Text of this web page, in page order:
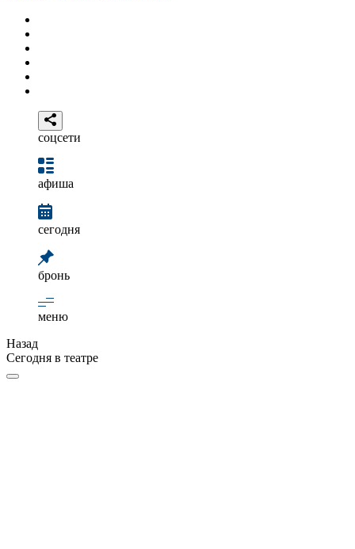
соцсети
афиша
сегодня
бронь
меню
Назад
Сегодня в театре